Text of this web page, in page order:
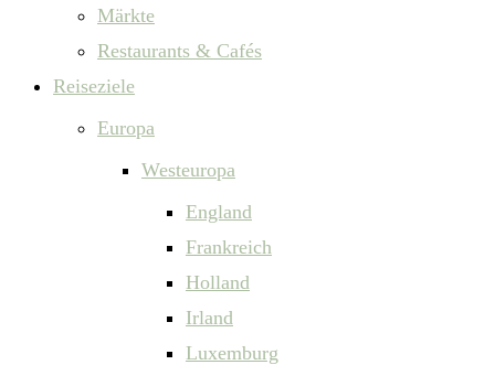
Märkte
Restaurants & Cafés
Reiseziele
Europa
Westeuropa
England
Frankreich
Holland
Irland
Luxemburg